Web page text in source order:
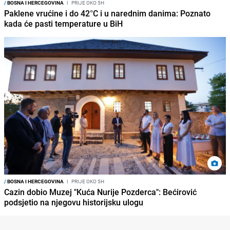
/BOSNA I HERCEGOVINA I PRIJE OKO 5H
Paklene vrućine i do 42°C i u narednim danima: Poznato
kada će pasti temperature u BiH
/BOSNA I HERCEGOVINA I PRIJE OKO 5H
Cazin dobio Muzej "Kuća Nurije Pozderca": Bećirović
podsjetio na njegovu historijsku ulogu